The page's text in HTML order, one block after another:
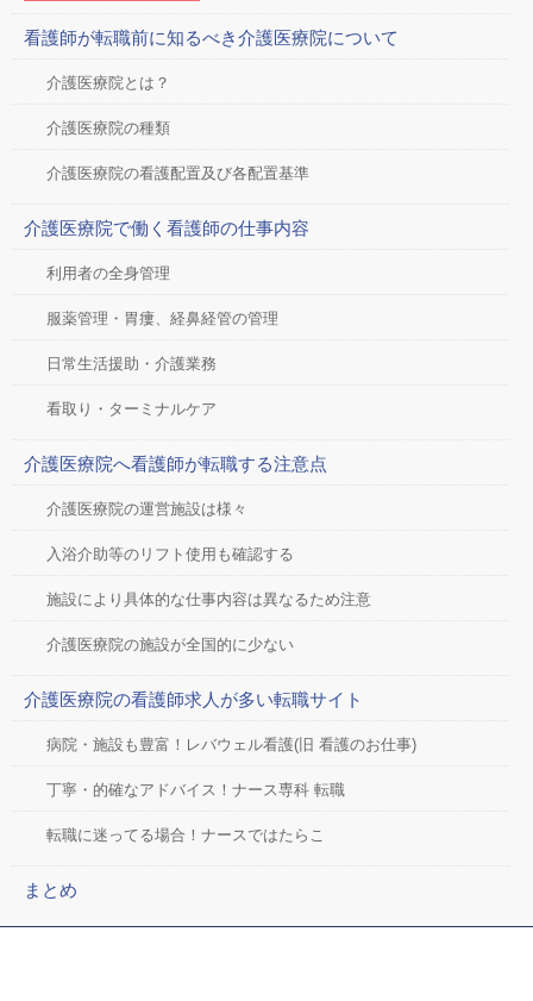
看護師が転職前に知るべき介護医療院について
介護医療院とは？
介護医療院の種類
介護医療院の看護配置及び各配置基準
介護医療院で働く看護師の仕事内容
利用者の全身管理
服薬管理・胃瘻、経鼻経管の管理
日常生活援助・介護業務
看取り・ターミナルケア
介護医療院へ看護師が転職する注意点
介護医療院の運営施設は様々
入浴介助等のリフト使用も確認する
施設により具体的な仕事内容は異なるため注意
介護医療院の施設が全国的に少ない
介護医療院の看護師求人が多い転職サイト
病院・施設も豊富！レバウェル看護(旧 看護のお仕事)
丁寧・的確なアドバイス！ナース専科 転職
転職に迷ってる場合！ナースではたらこ
まとめ